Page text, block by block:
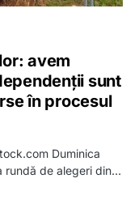
avem
sunt
în procesul
Duminica
rundă de alegeri din…